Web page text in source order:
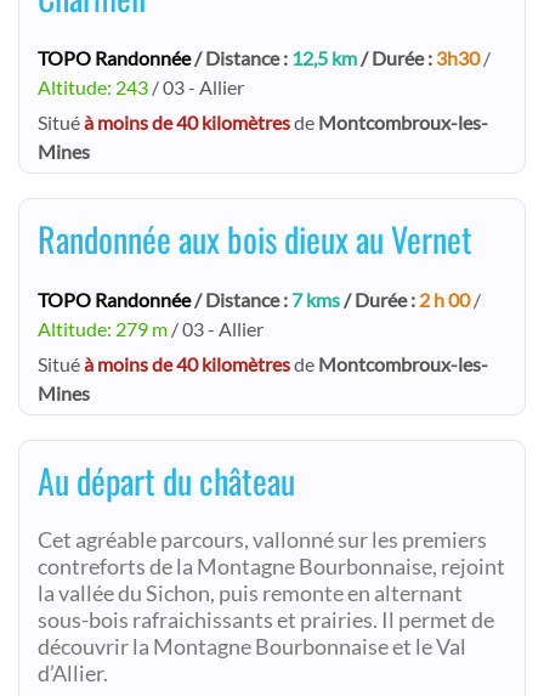
TOPO Randonnée/ Distance : 12,5 km/ Durée : 3h30/
Altitude: 243 / 03 - Allier
Situéà moins de 40 kilomètresde Montcombroux-les-
Mines
Randonnée aux bois dieux au Vernet
TOPO Randonnée/ Distance : 7 kms/ Durée : 2 h 00/
Altitude: 279 m / 03 - Allier
Situéà moins de 40 kilomètresde Montcombroux-les-
Mines
Au départ du château
Cet agréable parcours, vallonné sur les premiers
contreforts de la Montagne Bourbonnaise, rejoint
la vallée du Sichon, puis remonte en alternant
sous-bois rafraichissants et prairies. Il permet de
découvrir la Montagne Bourbonnaise et le Val
d’Allier.